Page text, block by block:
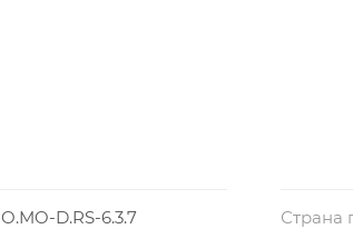
O.MO-D.RS-6.3.7 Страна